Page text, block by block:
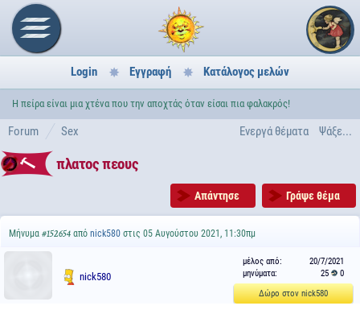
Login Εγγραφή Κατάλογος μελών
Η πείρα είναι μια χτένα που την αποχτάς όταν είσαι πια φαλακρός!
Ενεργά θέματα Ψάξε...
Forum Sex
πλατος πεους
Απάντησε Γράψε θέμα
Μήνυμα #152654 από nick580 στις 05 Αυγούστου 2021, 11:30πμ
nick580
μέλος από:
20/7/2021
μηνύματα:
25
0
Δώρο στον nick580